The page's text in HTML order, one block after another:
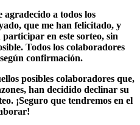
agradecido a todos los
que me han felicitado, y
en este sorteo, sin
Todos los colaboradores
confirmación.
posibles colaboradores que,
han decidido declinar su
¡Seguro que tendremos en el